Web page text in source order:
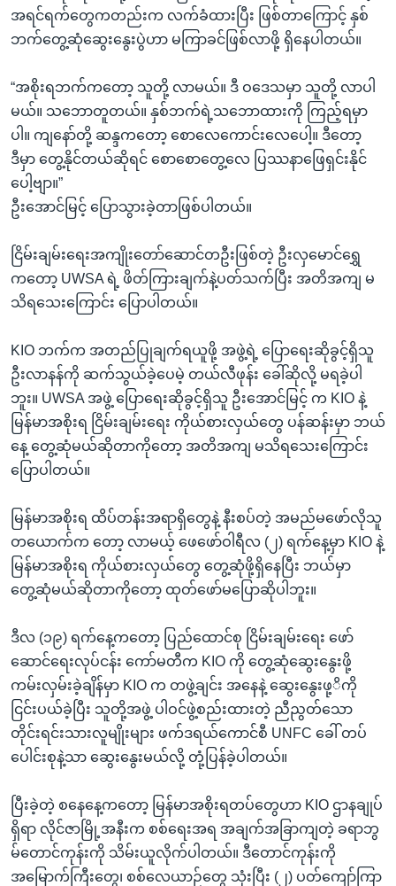
အရင်ရက်တွေကတည်းက လက်ခံထားပြီး ဖြစ်တာကြောင့် နှစ်
ဘက်တွေ့ဆုံဆွေးနွေးပွဲဟာ မကြာခင်ဖြစ်လာဖို့ ရှိနေပါတယ်။
“အစိုးရဘက်ကတော့ သူတို့ လာမယ်။ ဒီ ဝဒေသမှာ သူတို့ လာပါ
မယ်။ သဘောတူတယ်။ နှစ်ဘက်ရဲ့သဘောထားကို ကြည့်ရမှာ
ပါ။ ကျနော်တို့ ဆန္ဒကတော့ စောလေကောင်းလေပေါ့။ ဒီတော့
ဒီမှာ တွေ့နိုင်တယ်ဆိုရင် စောစောတွေ့လေ ပြဿနာဖြေရှင်းနိုင်
ပေါ့ဗျာ။”
ဦးအောင်မြင့် ပြောသွားခဲ့တာဖြစ်ပါတယ်။
ငြိမ်းချမ်းရေးအကျိုးတော်ဆောင်တဦးဖြစ်တဲ့ ဦးလှမောင်ရွှေ
ကတော့ UWSA ရဲ့ ဖိတ်ကြားချက်နဲ့ပတ်သက်ပြီး အတိအကျ မ
သိရသေးကြောင်း ပြောပါတယ်။
KIO ဘက်က အတည်ပြုချက်ရယူဖို့ အဖွဲ့ရဲ့ ပြောရေးဆိုခွင့်ရှိသူ
ဦးလာနန်ကို ဆက်သွယ်ခဲ့ပေမဲ့ တယ်လီဖုန်း ခေါ်ဆိုလို့ မရခဲ့ပါ
ဘူး။ UWSA အဖွဲ့ ပြောရေးဆိုခွင့်ရှိသူ ဦးအောင်မြင့် က KIO နဲ့
မြန်မာအစိုးရ ငြိမ်းချမ်းရေး ကိုယ်စားလှယ်တွေ ပန်ဆန်းမှာ ဘယ်
နေ့ တွေ့ဆုံမယ်ဆိုတာကိုတော့ အတိအကျ မသိရသေးကြောင်း
ပြောပါတယ်။
မြန်မာအစိုးရ ထိပ်တန်းအရာရှိတွေနဲ့ နီးစပ်တဲ့ အမည်မဖော်လိုသူ
တယောက်က တော့ လာမယ့် ဖေဖော်ဝါရီလ (၂) ရက်နေ့မှာ KIO နဲ့
မြန်မာအစိုးရ ကိုယ်စားလှယ်တွေ တွေ့ဆုံဖို့ရှိနေပြီး ဘယ်မှာ
တွေ့ဆုံမယ်ဆိုတာကိုတော့ ထုတ်ဖော်မပြောဆိုပါဘူး။
ဒီလ (၁၉) ရက်နေ့ကတော့ ပြည်ထောင်စု ငြိမ်းချမ်းရေး ဖော်
ဆောင်ရေးလုပ်ငန်း ကော်မတီက KIO ကို တွေ့ဆုံဆွေးနွေးဖို့
ကမ်းလှမ်းခဲ့ချိန်မှာ KIO က တဖွဲ့ချင်း အနေနဲ့ ဆွေးနွေးဖု့ိကို
ငြင်းပယ်ခဲ့ပြီး သူတို့အဖွဲ့ ပါဝင်ဖွဲ့စည်းထားတဲ့ ညီညွတ်သော
တိုင်းရင်းသားလူမျိုးများ ဖက်ဒရယ်ကောင်စီ UNFC ခေါ် တပ်
ပေါင်းစုနဲ့သာ ဆွေးနွေးမယ်လို့ တုံ့ပြန်ခဲ့ပါတယ်။
ပြီးခဲ့တဲ့ စနေနေ့ကတော့ မြန်မာအစိုးရတပ်တွေဟာ KIO ဌာနချုပ်
ရှိရာ လိုင်ဇာမြို့အနီးက စစ်ရေးအရ အချက်အခြာကျတဲ့ ခရာဘွ
မ်တောင်ကုန်းကို သိမ်းယူလိုက်ပါတယ်။ ဒီတောင်ကုန်းကို
အမြောက်ကြီးတွေ၊ စစ်လေယာဉ်တွေ သုံးပြီး (၂) ပတ်ကျော်ကြာ